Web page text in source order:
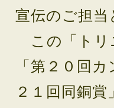
宣伝のご担
この「トリ
「第２０回
２１回同銅